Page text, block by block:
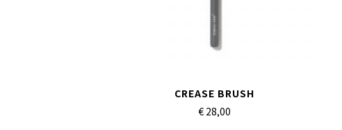
CREASE BRUSH
€ 28,00